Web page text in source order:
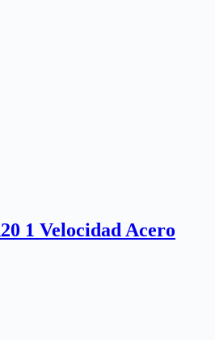
1 Velocidad Acero